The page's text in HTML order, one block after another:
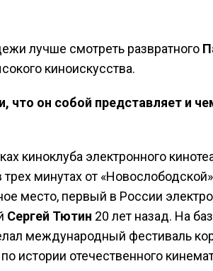
лучше смотреть развратного
киноискусства.
что он собой представляет и
киноклуба электронного
трех минутах от
место, первый в России
Сергей Тютин 20 лет назад. На
международный фестиваль
истории отечественного